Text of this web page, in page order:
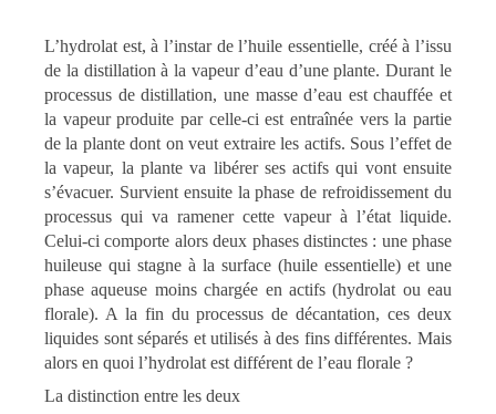
L’hydrolat est, à l’instar de l’huile essentielle, créé à l’issu
de la distillation à la vapeur d’eau d’une plante. Durant le
processus de distillation, une masse d’eau est chauffée et
la vapeur produite par celle-ci est entraînée vers la partie
de la plante dont on veut extraire les actifs. Sous l’effet de
la vapeur, la plante va libérer ses actifs qui vont ensuite
s’évacuer. Survient ensuite la phase de refroidissement du
processus qui va ramener cette vapeur à l’état liquide.
Celui-ci comporte alors deux phases distinctes : une phase
huileuse qui stagne à la surface (huile essentielle) et une
phase aqueuse moins chargée en actifs (hydrolat ou eau
florale). A la fin du processus de décantation, ces deux
liquides sont séparés et utilisés à des fins différentes. Mais
alors en quoi l’hydrolat est différent de l’eau florale ?
La distinction entre les deux